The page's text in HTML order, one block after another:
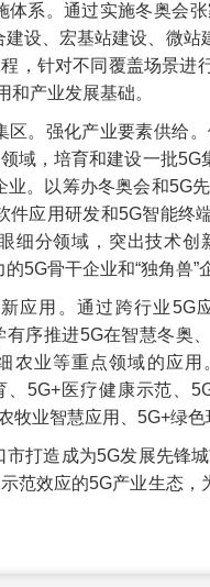
体系。通过实施冬奥会
设、宏基站建设、微站
，针对不同覆盖场景进
和产业发展基础。
区。强化产业要素供给
域，培育和建设一批5G
业。以筹办冬奥会和5G
件应用研发和5G智能终
细分领域，突出技术创
5G骨干企业和“独角兽”
应用。通过跨行业5G
序推进5G在智慧冬奥
农业等重点领域的应用
5G+医疗健康示范、
牧业智慧应用、5G+绿色
市打造成为5G发展先锋
范效应的5G产业生态